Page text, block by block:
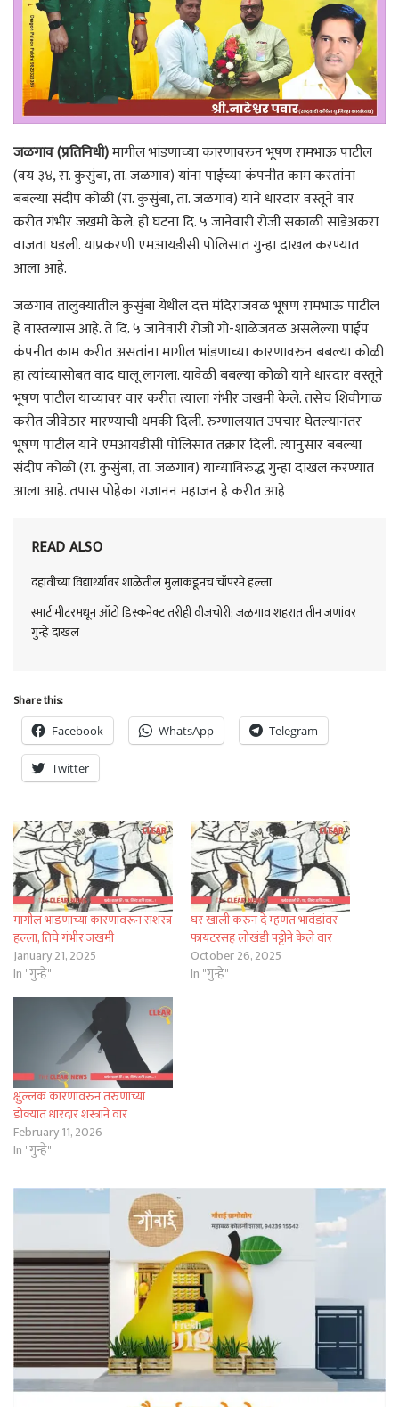
जळगाव (प्रतिनिधी)मागील भांडणाच्या कारणावरुन भूषण रामभाऊ पाटील
(वय ३४, रा. कुसुंबा, ता. जळगाव) यांना पाईच्या कंपनीत काम करतांना
बबल्या संदीप कोळी (रा. कुसुंबा, ता. जळगाव) याने धारदार वस्तूने वार
करीत गंभीर जखमी केले. ही घटना दि. ५ जानेवारी रोजी सकाळी साडेअकरा
वाजता घडली. याप्रकरणी एमआयडीसी पोलिसात गुन्हा दाखल करण्यात
आला आहे.
जळगाव तालुक्यातील कुसुंबा येथील दत्त मंदिराजवळ भूषण रामभाऊ पाटील
हे वास्तव्यास आहे. ते दि. ५ जानेवारी रोजी गो-शाळेजवळ असलेल्या पाईप
कंपनीत काम करीत असतांना मागील भांडणाच्या कारणावरुन बबल्या कोळी
हा त्यांच्यासोबत वाद घालू लागला. यावेळी बबल्या कोळी याने धारदार वस्तूने
भूषण पाटील याच्यावर वार करीत त्याला गंभीर जखमी केले. तसेच शिवीगाळ
करीत जीवेठार मारण्याची धमकी दिली. रुग्णालयात उपचार घेतल्यानंतर
भूषण पाटील याने एमआयडीसी पोलिसात तक्रार दिली. त्यानुसार बबल्या
संदीप कोळी (रा. कुसुंबा, ता. जळगाव) याच्याविरुद्ध गुन्हा दाखल करण्यात
आला आहे. तपास पोहेका गजानन महाजन हे करीत आहे
READ ALSO
दहावीच्या विद्यार्थ्यावर शाळेतील मुलाकडूनच चॉपरने हल्ला
स्मार्ट मीटरमधून ऑटो डिस्कनेक्ट तरीही वीजचोरी; जळगाव शहरात तीन जणांवर
गुन्हे दाखल
Share this:
Facebook WhatsApp Telegram
Twitter
मागील भांडणाच्या कारणावरून सशस्त्र
हल्ला, तिघे गंभीर जखमी
January 21, 2025
In "गुन्हे"
घर खाली करुन दे म्हणत भावंडांवर
फायटरसह लोखंडी पट्टीने केले वार
October 26, 2025
In "गुन्हे"
क्षुल्लक कारणावरुन तरुणाच्या
डोक्यात धारदार शस्त्राने वार
February 11, 2026
In "गुन्हे"